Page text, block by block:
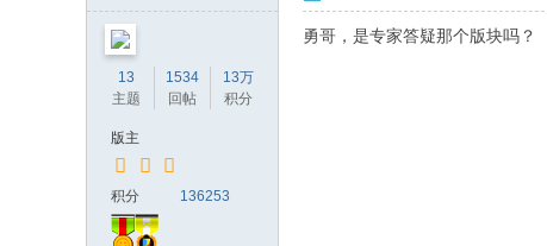
13
主题
1534
回帖
13万
积分
版主
积分 136253
勇哥，是专家答疑那个版块吗？